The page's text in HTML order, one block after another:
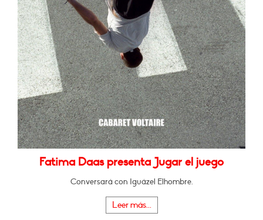
Fatima Daas presenta Jugar el juego
Conversará con Iguázel Elhombre.
Leer más...